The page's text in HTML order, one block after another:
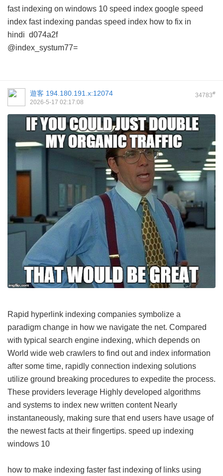
fast indexing on windows 10 speed index google speed
index fast indexing pandas speed index how to fix in
hindi d074a2f
@index_systum77=
34783#
遊客 194.180.191.x:12074
2026-5-17 02:17:08
Rapid hyperlink indexing companies symbolize a
paradigm change in how we navigate the net. Compared
with typical search engine indexing, which depends on
World wide web crawlers to find out and index information
after some time, rapidly connection indexing solutions
utilize ground breaking procedures to expedite the process.
These providers leverage Highly developed algorithms
and systems to index new written content Nearly
instantaneously, making sure that end users have usage of
the newest facts at their fingertips. speed up indexing
windows 10
how to make indexing faster fast indexing of links using